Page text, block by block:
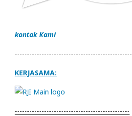
kontak Kami
------------------------------------------------
KERJASAMA:
-----------------------------------------------